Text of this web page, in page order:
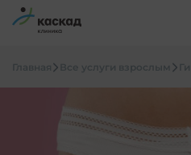
Главная Все услуги взрослым